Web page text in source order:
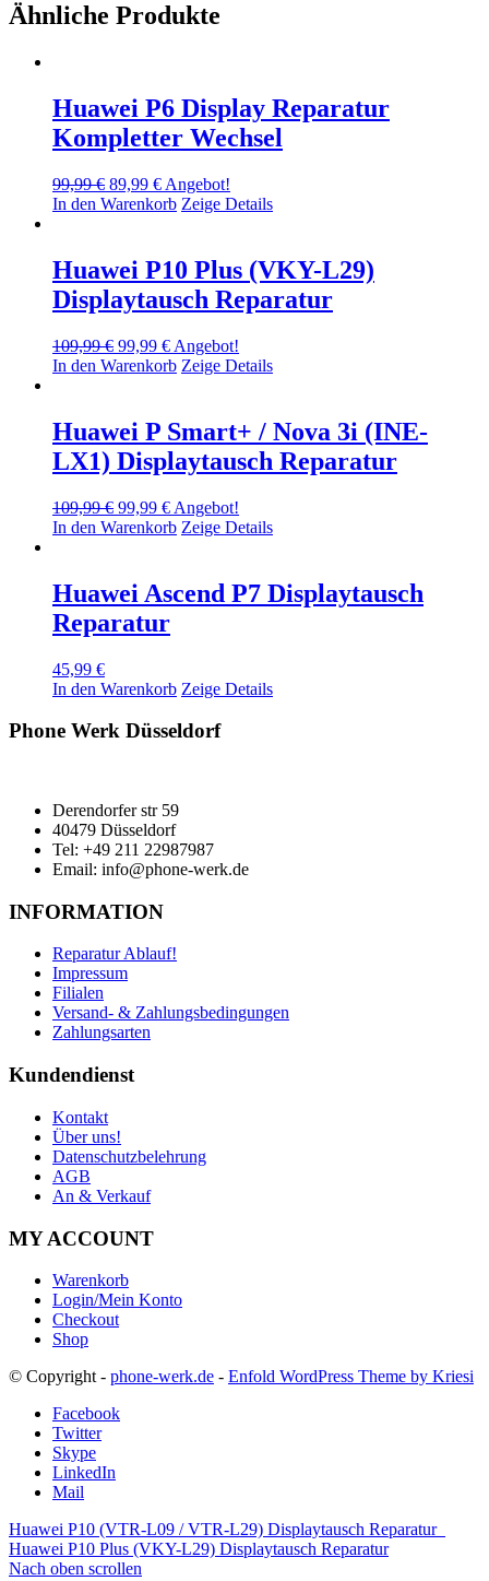
Ähnliche Produkte
Huawei P6 Display Reparatur
Kompletter Wechsel
99,99€ Ursprünglicher
Preis
89,99 €Aktueller
Preis
Angebot!
In den Warenkorb Zeige Details
Huawei P10 Plus (VKY-L29)
Displaytausch Reparatur
109,99€ Ursprünglicher
Preis
99,99 €Aktueller
Preis
Angebot!
In den Warenkorb Zeige Details
Huawei P Smart+ / Nova 3i (INE-
LX1) Displaytausch Reparatur
109,99€ Ursprünglicher
Preis
99,99 €Aktueller
Preis
Angebot!
In den Warenkorb Zeige Details
Huawei Ascend P7 Displaytausch
Reparatur
45,99 €
In den Warenkorb Zeige Details
Phone Werk Düsseldorf
Derendorfer str 59
40479 Düsseldorf
Tel: +49 211 22987987
Email: info@phone-werk.de
INFORMATION
Reparatur Ablauf!
Impressum
Filialen
Versand- & Zahlungsbedingungen
Zahlungsarten
Kundendienst
Kontakt
Über uns!
Datenschutzbelehrung
AGB
An & Verkauf
MY ACCOUNT
Warenkorb
Login/Mein Konto
Checkout
Shop
© Copyright - phone-werk.de - Enfold WordPress Theme by Kriesi
Facebook
Twitter
Skype
LinkedIn
Mail
Huawei P10 (VTR-L09 / VTR-L29) Displaytausch Reparatur
Huawei P10 Plus (VKY-L29) Displaytausch Reparatur
Nach oben scrollen